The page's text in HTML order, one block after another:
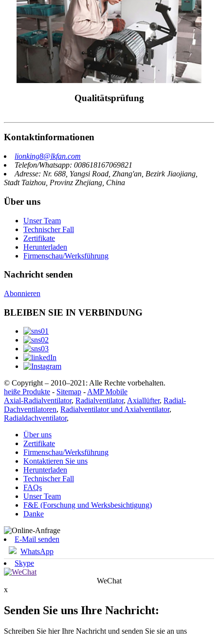
Qualitätsprüfung
Kontaktinformationen
lionking8@lkfan.com
Telefon/Whatsapp: 008618167069821
Adresse: Nr. 688, Yangsi Road, Zhang'an, Bezirk Jiaojiang,
Stadt Taizhou, Provinz Zhejiang, China
Über uns
Unser Team
Technischer Fall
Zertifikate
Herunterladen
Firmenschau/Werksführung
Nachricht senden
Abonnieren
BLEIBEN SIE IN VERBINDUNG
© Copyright – 2010–2021: Alle Rechte vorbehalten.
heiße Produkte - Sitemap -AMP Mobile
Axial-Radialventilator, Radialventilator, Axiallüfter, Radial-
Dachventilatoren, Radialventilator und Axialventilator,
Radialdachventilator,
Über uns
Zertifikate
Firmenschau/Werksführung
Kontaktieren Sie uns
Herunterladen
Technischer Fall
FAQs
Unser Team
F&E (Forschung und Werksbesichtigung)
Danke
E-Mail senden
WhatsApp
Skype
WeChat
x
Senden Sie uns Ihre Nachricht:
Schreiben Sie hier Ihre Nachricht und senden Sie sie an uns